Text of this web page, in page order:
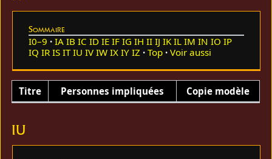
Sommaire
I0–9 IA IB IC ID IE IF IG IH II IJ IK IL IM IN IO IP
IQ IR IS IT IU IV IW IX IY IZ Top Voir aussi
Titre Personnes impliquées Copie modèle
IU